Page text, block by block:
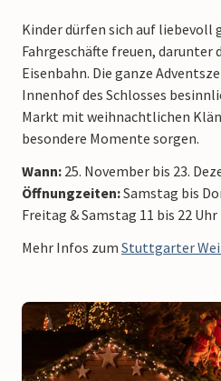
Kinder dürfen sich auf
Fahrgeschäfte freuen, darunter
Eisenbahn. Die ganze
Innenhof des Schlosses
Markt mit weihnachtlichen
besondere Momente sorgen.
Wann: 25. November bis 23.
Öffnungzeiten:Samstag bis
Freitag & Samstag 11 bis 22 Uhr
Mehr Infos zum Stuttgarter